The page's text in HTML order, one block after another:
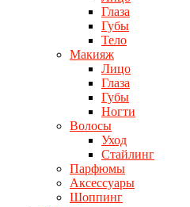
Глаза
Губы
Тело
Макияж
Лицо
Глаза
Губы
Ногти
Волосы
Уход
Стайлинг
Парфюмы
Аксессуары
Шоппинг